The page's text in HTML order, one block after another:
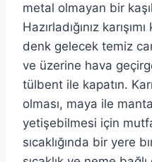
metal olmayan bir
Hazırladığınız
denk gelecek temiz
ve üzerine hava
tülbent ile kapatın.
olması, maya ile
yetişebilmesi için
sıcaklığında bir yere